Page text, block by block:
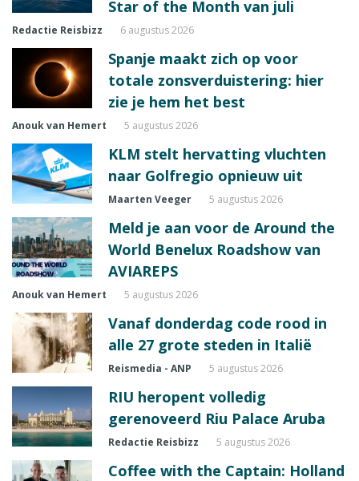
Star of the Month van juli
Redactie Reisbizz 6 augustus 2026
Spanje maakt zich op voor
totale zonsverduistering: hier
zie je hem het best
Anouk van Hemert 5 augustus 2026
KLM stelt hervatting vluchten
naar Golfregio opnieuw uit
Maarten Veeger 5 augustus 2026
Meld je aan voor de Around the
World Benelux Roadshow van
AVIAREPS
Anouk van Hemert 5 augustus 2026
Vanaf donderdag code rood in
alle 27 grote steden in Italië
Reismedia - ANP 5 augustus 2026
RIU heropent volledig
gerenoveerd Riu Palace Aruba
Redactie Reisbizz 5 augustus 2026
Coffee with the Captain: Holland